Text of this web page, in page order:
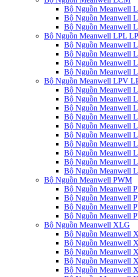
Bộ Nguồn Meanwell
Bộ Nguồn Meanwell
Bộ Nguồn Meanwell
Bộ Nguồn Meanwell LPL
Bộ Nguồn Meanwell
Bộ Nguồn Meanwell
Bộ Nguồn Meanwell
Bộ Nguồn Meanwell
Bộ Nguồn Meanwell LPV
Bộ Nguồn Meanwell
Bộ Nguồn Meanwell
Bộ Nguồn Meanwell
Bộ Nguồn Meanwell
Bộ Nguồn Meanwell
Bộ Nguồn Meanwell
Bộ Nguồn Meanwell
Bộ Nguồn Meanwell
Bộ Nguồn Meanwell
Bộ Nguồn Meanwell
Bộ Nguồn Meanwell PWM
Bộ Nguồn Meanwell
Bộ Nguồn Meanwell
Bộ Nguồn Meanwell
Bộ Nguồn Meanwell
Bộ Nguồn Meanwell XLG
Bộ Nguồn Meanwell
Bộ Nguồn Meanwell
Bộ Nguồn Meanwell
Bộ Nguồn Meanwell
Bộ Nguồn Meanwell